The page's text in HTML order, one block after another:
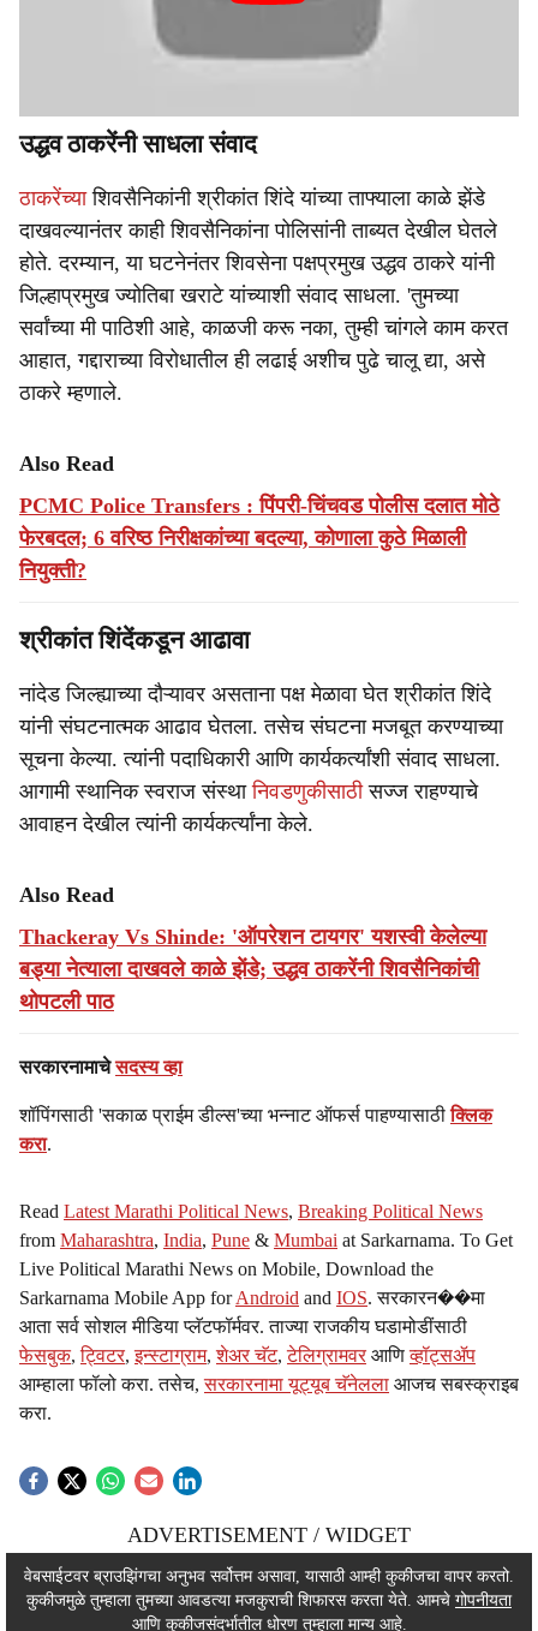
उद्धव ठाकरेंनी साधला संवाद
ठाकरेंच्याशिवसैनिकांनी श्रीकांत शिंदे यांच्या ताफ्याला काळे झेंडे
दाखवल्यानंतर काही शिवसैनिकांना पोलिसांनी ताब्यत देखील घेतले
होते. दरम्यान, या घटनेनंतर शिवसेना पक्षप्रमुख उद्धव ठाकरे यांनी
जिल्हाप्रमुख ज्योतिबा खराटे यांच्याशी संवाद साधला. 'तुमच्या
सर्वांच्या मी पाठिशी आहे, काळजी करू नका, तुम्ही चांगले काम करत
आहात, गद्दाराच्या विरोधातील ही लढाई अशीच पुढे चालू द्या, असे
ठाकरे म्हणाले.
Also Read
PCMC Police Transfers : पिंपरी-चिंचवड पोलीस दलात मोठे
फेरबदल; 6 वरिष्ठ निरीक्षकांच्या बदल्या, कोणाला कुठे मिळाली
नियुक्ती?
श्रीकांत शिंदेंकडून आढावा
नांदेड जिल्ह्याच्या दौऱ्यावर असताना पक्ष मेळावा घेत श्रीकांत शिंदे
यांनी संघटनात्मक आढाव घेतला. तसेच संघटना मजबूत करण्याच्या
सूचना केल्या. त्यांनी पदाधिकारी आणि कार्यकर्त्यांशी संवाद साधला.
आगामी स्थानिक स्वराज संस्थानिवडणुकीसाठीसज्ज राहण्याचे
आवाहन देखील त्यांनी कार्यकर्त्यांना केले.
Also Read
Thackeray Vs Shinde: 'ऑपरेशन टायगर' यशस्वी केलेल्या
बड्या नेत्याला दाखवले काळे झेंडे; उद्धव ठाकरेंनी शिवसैनिकांची
थोपटली पाठ
सरकारनामाचेसदस्य व्हा
शॉपिंगसाठी 'सकाळ प्राईम डील्स'च्या भन्नाट ऑफर्स पाहण्यासाठीक्लिक
करा.
Read Latest Marathi Political News, Breaking Political News
from Maharashtra, India, Pune & Mumbai at Sarkarnama. To Get
Live Political Marathi News on Mobile, Download the
Sarkarnama Mobile App forAndroid and IOS. सरकारन��मा
आता सर्व सोशल मीडिया प्लॅटफॉर्मवर. ताज्या राजकीय घडामोडींसाठी
फेसबुक,ट्विटर,इन्स्टाग्राम,शेअर चॅट,टेलिग्रामवर आणिव्हॉट्सॲप
आम्हाला फॉलो करा. तसेच,सरकारनामा यूट्यूब चॅनेलला आजच सबस्क्राइब
करा.
ADVERTISEMENT / WIDGET
ADVERTISEMENT / WIDGET
ADVERTISEMENT / WIDGET
वेबसाईटवर ब्राउझिंगचा अनुभव सर्वोत्तम असावा, यासाठी आम्ही कुकीजचा वापर करतो.
कुकीजमुळे तुम्हाला तुमच्या आवडत्या मजकुराची शिफारस करता येते. आमचे गोपनीयता
आणि कुकीजसंदर्भातील धोरण तुम्हाला मान्य आहे.